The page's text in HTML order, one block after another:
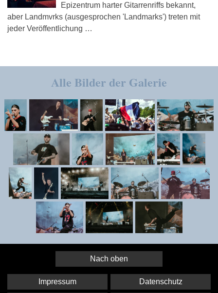
Epizentrum harter Gitarrenriffs bekannt,
aber Landmvrks (ausgesprochen 'Landmarks') treten mit
jeder Veröffentlichung …
Alle Bilder der Galerie
Nach oben
Impressum Datenschutz